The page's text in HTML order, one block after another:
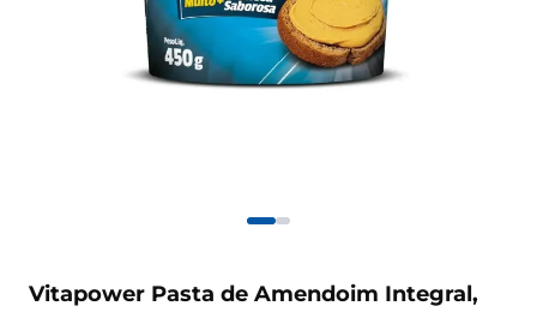
Vitapower Pasta de Amendoim Integral,